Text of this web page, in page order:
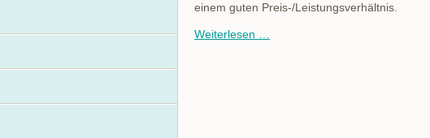
einem guten Preis-/Leistungsverhältnis.
Weiterlesen …